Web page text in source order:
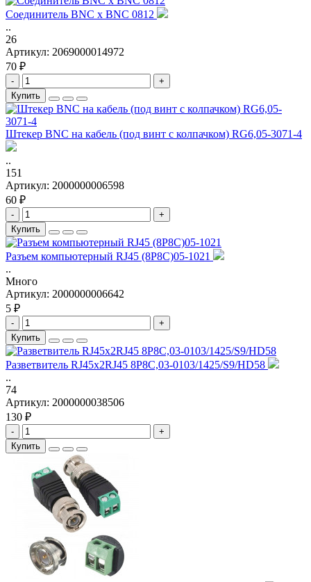
Соединитель BNC x BNC 0812
..
26
Артикул: 2069000014972
70 ₽
-
+
Купить
Штекер BNC на кабель (под винт с колпачком) RG6,05-3071-4
..
151
Артикул: 2000000006598
60 ₽
-
+
Купить
Разъем компьютерный RJ45 (8P8C)05-1021
..
Много
Артикул: 2000000006642
5 ₽
-
+
Купить
Разветвитель RJ45x2RJ45 8P8C,03-0103/1425/S9/HD58
..
74
Артикул: 2000000038506
130 ₽
-
+
Купить